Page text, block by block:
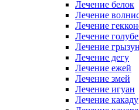
Лечение белок
Лечение
Лечение
Лечение
Лечение
Лечение дегу
Лечение ежей
Лечение змей
Лечение игуан
Лечение какаду